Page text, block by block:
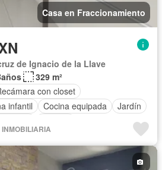
Casa en Fraccionamiento
de Ignacio de la Llave
329 m²
con closet
infantil Cocina equipada
Jardín
amueblar